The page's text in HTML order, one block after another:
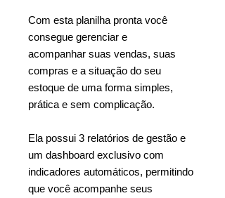
Com esta planilha pronta você
consegue gerenciar e
acompanhar suas vendas, suas
compras e a situação do seu
estoque de uma forma simples,
prática e sem complicação.
Ela possui 3 relatórios de gestão e
um dashboard exclusivo com
indicadores automáticos, permitindo
que você acompanhe seus